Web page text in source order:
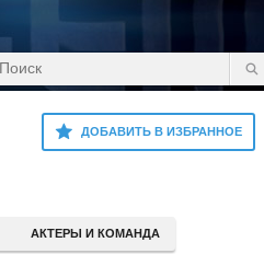
ДОБАВИТЬ В ИЗБРАННОЕ
АКТЕРЫ И КОМАНДА